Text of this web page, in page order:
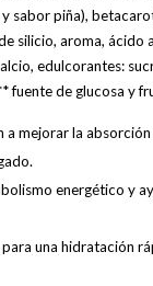
sabor piña),
silicio, aroma, ácido
edulcorantes:
fuente de glucosa y
a mejorar la
energético y
para una hidratación